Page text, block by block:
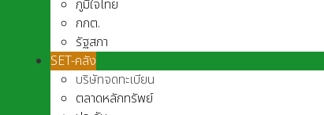
ภูมิใจไทย
กกต.
รัฐสภา
SET-คลัง
บริษัทจดทะเบียน
ตลาดหลักทรัพย์